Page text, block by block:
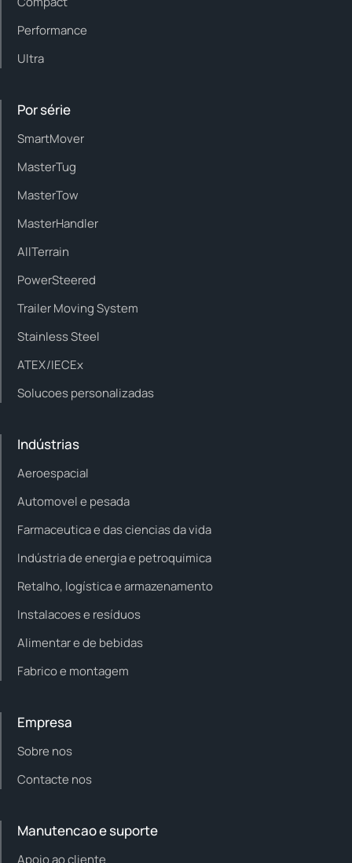
Performance
Ultra
Por série
SmartMover
MasterTug
MasterTow
MasterHandler
AllTerrain
PowerSteered
Trailer Moving System
Stainless Steel
ATEX/IECEx
Solucoes personalizadas
Indústrias
Aeroespacial
Automovel e pesada
Farmaceutica e das ciencias da vida
Indústria de energia e petroquimica
Retalho, logística e armazenamento
Instalacoes e resíduos
Alimentar e de bebidas
Fabrico e montagem
Empresa
Sobre nos
Contacte nos
Manutencao e suporte
Apoio ao cliente